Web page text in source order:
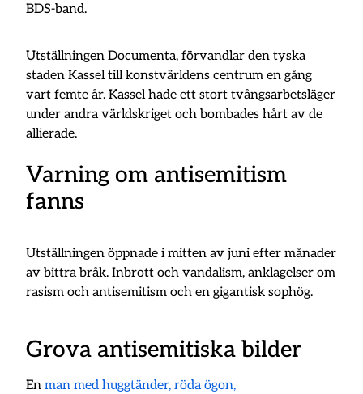
BDS-band.
Utställningen Documenta, förvandlar den tyska
staden Kassel till konstvärldens centrum en gång
vart femte år. Kassel hade ett stort tvångsarbetsläger
under andra världskriget och bombades hårt av de
allierade.
Varning om antisemitism
fanns
Utställningen öppnade i mitten av juni efter månader
av bittra bråk. Inbrott och vandalism, anklagelser om
rasism och antisemitism och en gigantisk sophög.
Grova antisemitiska bilder
Enman med huggtänder, röda ögon,